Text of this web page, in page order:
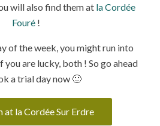
will also find them at la Cordée
Fouré !
of the week, you might run into
are lucky, both ! So go ahead
a trial day now 🙂
at la Cordée Sur Erdre